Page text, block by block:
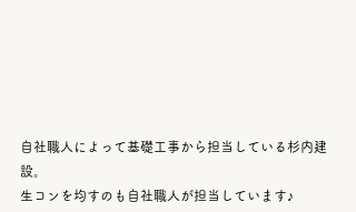
自社職人によって基礎工事から担当している杉内建
設。
生コンを均すのも自社職人が担当しています♪